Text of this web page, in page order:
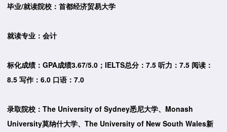
毕业/就读院校：首都经济贸易大学
就读专业：会计
标化成绩：GPA成绩3.67/5.0；IELTS总分：7.5 听力：7.5 阅读：
8.5 写作：6.0 口语：7.0
录取院校：The University of Sydney悉尼大学、Monash
University莫纳什大学、The University of New South Wales新